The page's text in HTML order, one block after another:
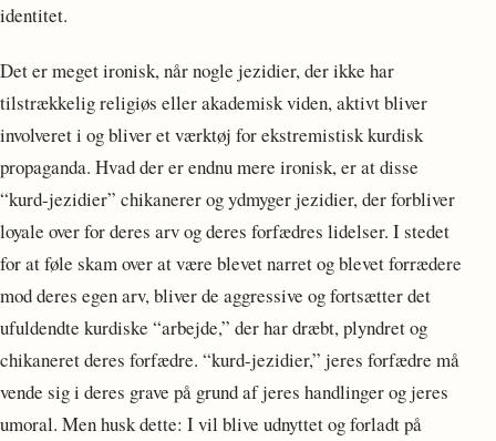
identitet.
Det er meget ironisk, når nogle jezidier, der ikke har
tilstrækkelig religiøs eller akademisk viden, aktivt bliver
involveret i og bliver et værktøj for ekstremistisk kurdisk
propaganda. Hvad der er endnu mere ironisk, er at disse
“kurd-jezidier” chikanerer og ydmyger jezidier, der forbliver
loyale over for deres arv og deres forfædres lidelser. I stedet
for at føle skam over at være blevet narret og blevet forrædere
mod deres egen arv, bliver de aggressive og fortsætter det
ufuldendte kurdiske “arbejde,” der har dræbt, plyndret og
chikaneret deres forfædre. “kurd-jezidier,” jeres forfædre må
vende sig i deres grave på grund af jeres handlinger og jeres
umoral. Men husk dette: I vil blive udnyttet og forladt på